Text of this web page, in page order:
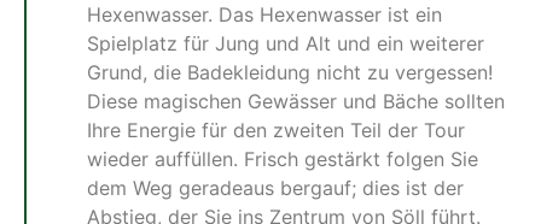
Hexenwasser. Das Hexenwasser ist ein
Spielplatz für Jung und Alt und ein weiterer
Grund, die Badekleidung nicht zu vergessen!
Diese magischen Gewässer und Bäche sollten
Ihre Energie für den zweiten Teil der Tour
wieder auffüllen. Frisch gestärkt folgen Sie
dem Weg geradeaus bergauf; dies ist der
Abstieg, der Sie ins Zentrum von Söll führt.